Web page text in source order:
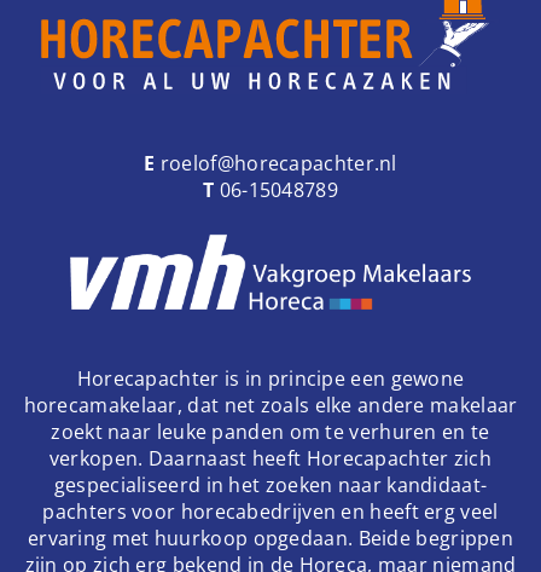
E roelof@horecapachter.nl
T 06-15048789
Horecapachter is in principe een gewone
horecamakelaar, dat net zoals elke andere makelaar
zoekt naar leuke panden om te verhuren en te
verkopen. Daarnaast heeft Horecapachter zich
gespecialiseerd in het zoeken naar kandidaat-
pachters voor horecabedrijven en heeft erg veel
ervaring met huurkoop opgedaan. Beide begrippen
zijn op zich erg bekend in de Horeca, maar niemand